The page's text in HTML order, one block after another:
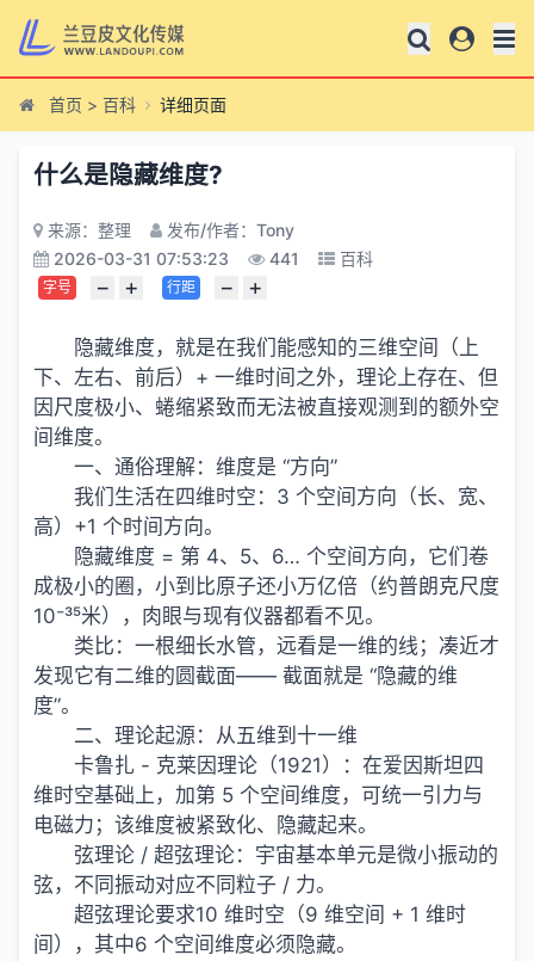
首页 > 百科 详细页面
什么是隐藏维度?
来源：整理
发布/作者：Tony
2026-03-31 07:53:23
441 百科
字号 − + 行距 − +
隐藏维度，就是在我们能感知的三维空间（上
下、左右、前后）+ 一维时间之外，理论上存在、但
因尺度极小、蜷缩紧致而无法被直接观测到的额外空
间维度。
一、通俗理解：维度是 “方向”
我们生活在四维时空：3 个空间方向（长、宽、
高）+1 个时间方向。
隐藏维度 = 第 4、5、6… 个空间方向，它们卷
成极小的圈，小到比原子还小万亿倍（约普朗克尺度
10⁻³⁵米），肉眼与现有仪器都看不见。
类比：一根细长水管，远看是一维的线；凑近才
发现它有二维的圆截面—— 截面就是 “隐藏的维
度”。
二、理论起源：从五维到十一维
卡鲁扎 - 克莱因理论（1921）：在爱因斯坦四
维时空基础上，加第 5 个空间维度，可统一引力与
电磁力；该维度被紧致化、隐藏起来。
弦理论 / 超弦理论：宇宙基本单元是微小振动的
弦，不同振动对应不同粒子 / 力。
超弦理论要求10 维时空（9 维空间 + 1 维时
间），其中6 个空间维度必须隐藏。